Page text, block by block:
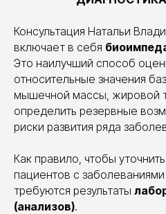
Консультация Натальи
включает в себя
Это наилучший способ
относительные значения
мышечной массы, жировой
определить резервные
риски развития ряда
Как правило, чтобы
пациентов с
требуются результаты
(анализов).